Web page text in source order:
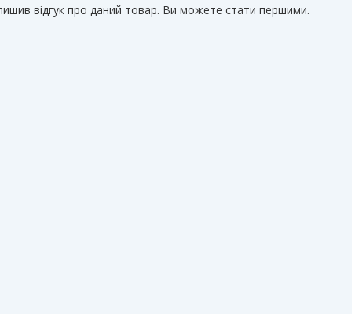
відгук про даний товар. Ви можете стати першими.